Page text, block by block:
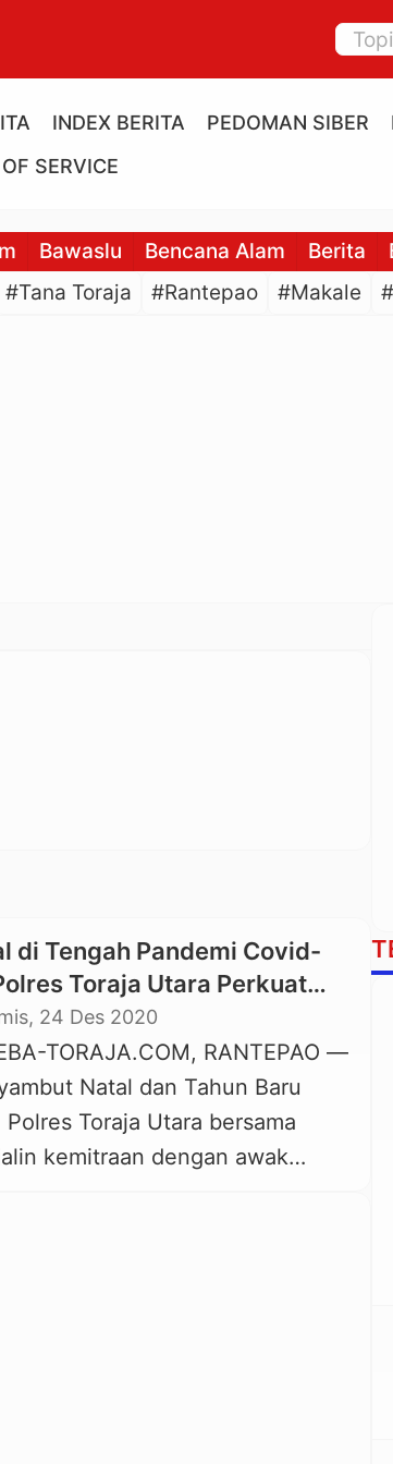
INDEX BERITA PEDOMAN SIBER
SERVICE
Bawaslu Bencana Alam Berita
#Tana Toraja #Rantepao #Makale
di Tengah Pandemi Covid-
Toraja Utara Perkuat
Dengan Awak Media
24 Des 2020
TORAJA.COM, RANTEPAO —
Natal dan Tahun Baru
Polres Toraja Utara bersama
kemitraan dengan awak